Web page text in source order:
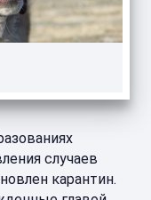
случаев
карантин.